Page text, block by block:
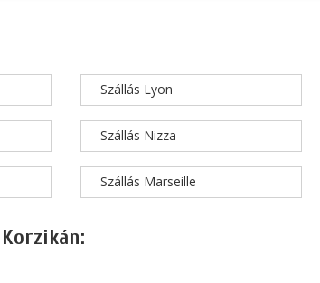
Szállás Lyon
Szállás Nizza
Szállás Marseille